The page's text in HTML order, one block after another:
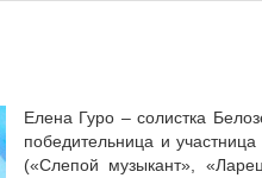
Елена Гуро – солистка
победительница и
(«Слепой музыкант»,